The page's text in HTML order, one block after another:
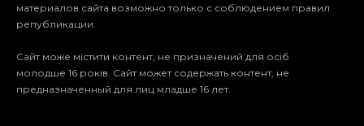
материалов сайта возможно только с соблюдением правил
републикации.
Сайт може містити контент, не призначений для осіб
молодше 16 років. Сайт может содержать контент, не
предназначенный для лиц младше 16 лет.